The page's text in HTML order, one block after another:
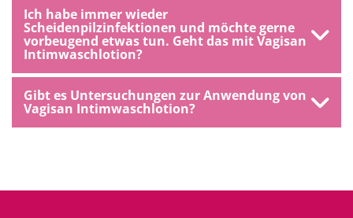
Ich habe immer wieder
Scheidenpilzinfektionen und möchte gerne
vorbeugend etwas tun. Geht das mit Vagisan
Intimwaschlotion?
Gibt es Untersuchungen zur Anwendung von
Vagisan Intimwaschlotion?